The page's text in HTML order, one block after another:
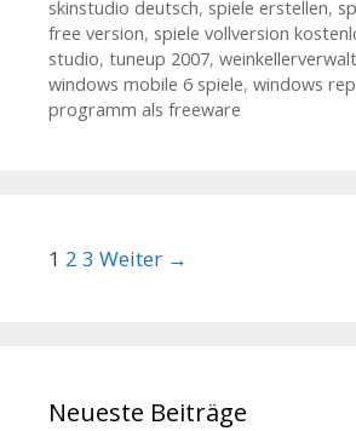
skinstudio deutsch, spiele erstellen,
free version, spiele vollversion
studio, tuneup 2007,
windows mobile 6 spiele, windows
programm als freeware
Beitrags-Navigation
1 2 3 Weiter →
Neueste Beiträge